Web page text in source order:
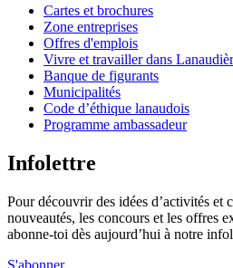
Cartes et brochures
Zone entreprises
Offres d'emplois
Vivre et travailler dans
Banque de figurants
Municipalités
Code d’éthique lanaudois
Programme ambassadeur
Infolettre
Pour découvrir des idées d’activités et
nouveautés, les concours et les offres
abonne-toi dès aujourd’hui à notre
S'abonner